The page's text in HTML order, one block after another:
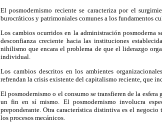
El posmodernismo reciente se caracteriza por el
burocráticos y patrimoniales comunes a los fundamentos
Los cambios ocurridos en la administración posmoderna
desconfianza creciente hacia las instituciones
nihilismo que encara el problema de que el liderazgo
individual.
Los cambios descritos en los ambientes
refrendan la crisis existente del capitalismo reciente, que
El posmodernismo o el consumo se transfieren de la
un fin en sí mismo. El posmodernismo involucra
preponderante. Otra característica distintiva es el
los procesos mecánicos.